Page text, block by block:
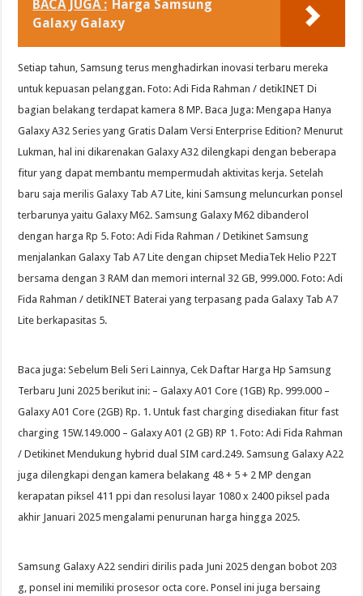
BACA JUGA : Harga Samsung
Galaxy Galaxy
Setiap tahun, Samsung terus menghadirkan inovasi terbaru mereka
untuk kepuasan pelanggan. Foto: Adi Fida Rahman / detikINET Di
bagian belakang terdapat kamera 8 MP. Baca Juga: Mengapa Hanya
Galaxy A32 Series yang Gratis Dalam Versi Enterprise Edition? Menurut
Lukman, hal ini dikarenakan Galaxy A32 dilengkapi dengan beberapa
fitur yang dapat membantu mempermudah aktivitas kerja. Setelah
baru saja merilis Galaxy Tab A7 Lite, kini Samsung meluncurkan ponsel
terbarunya yaitu Galaxy M62. Samsung Galaxy M62 dibanderol
dengan harga Rp 5. Foto: Adi Fida Rahman / Detikinet Samsung
menjalankan Galaxy Tab A7 Lite dengan chipset MediaTek Helio P22T
bersama dengan 3 RAM dan memori internal 32 GB, 999.000. Foto: Adi
Fida Rahman / detikINET Baterai yang terpasang pada Galaxy Tab A7
Lite berkapasitas 5.
Baca juga: Sebelum Beli Seri Lainnya, Cek Daftar Harga Hp Samsung
Terbaru Juni 2025 berikut ini: – Galaxy A01 Core (1GB) Rp. 999.000 –
Galaxy A01 Core (2GB) Rp. 1. Untuk fast charging disediakan fitur fast
charging 15W.149.000 – Galaxy A01 (2 GB) RP 1. Foto: Adi Fida Rahman
/ Detikinet Mendukung hybrid dual SIM card.249. Samsung Galaxy A22
juga dilengkapi dengan kamera belakang 48 + 5 + 2 MP dengan
kerapatan piksel 411 ppi dan resolusi layar 1080 x 2400 piksel pada
akhir Januari 2025 mengalami penurunan harga hingga 2025.
Samsung Galaxy A22 sendiri dirilis pada Juni 2025 dengan bobot 203
g, ponsel ini memiliki prosesor octa core. Ponsel ini juga bersaing